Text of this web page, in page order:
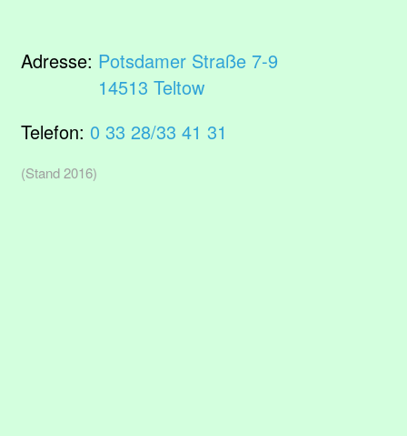
Adresse: Potsdamer Straße 7-9
14513 Teltow
Telefon: 0 33 28/33 41 31
(Stand 2016)